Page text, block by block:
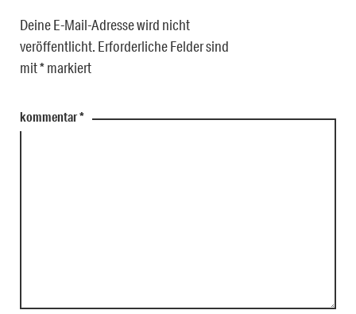
Deine E-Mail-Adresse wird nicht
veröffentlicht. Erforderliche Felder sind
mit*markiert
kommentar*